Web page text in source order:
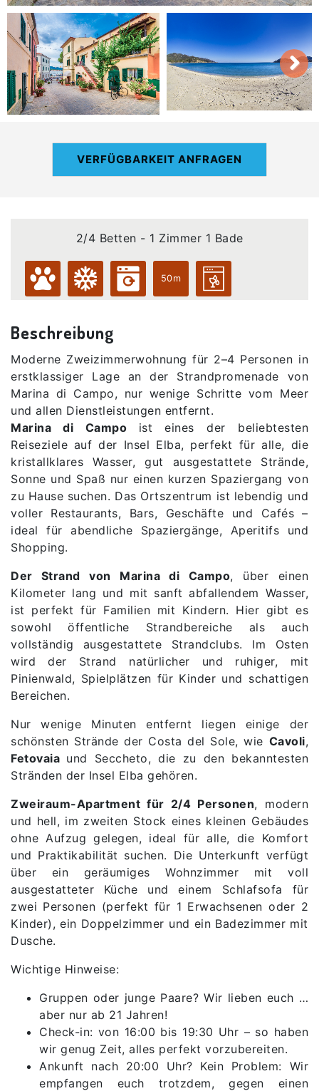
VERFÜGBARKEIT ANFRAGEN
2/4 Betten - 1 Zimmer 1 Bade
50m
Beschreibung
Moderne Zweizimmerwohnung für 2–4 Personen in
erstklassiger Lage an der Strandpromenade von
Marina di Campo, nur wenige Schritte vom Meer
und allen Dienstleistungen entfernt.
Marina di Campo ist eines der beliebtesten
Reiseziele auf der Insel Elba, perfekt für alle, die
kristallklares Wasser, gut ausgestattete Strände,
Sonne und Spaß nur einen kurzen Spaziergang von
zu Hause suchen. Das Ortszentrum ist lebendig und
voller Restaurants, Bars, Geschäfte und Cafés –
ideal für abendliche Spaziergänge, Aperitifs und
Shopping.
Der Strand von Marina di Campo, über einen
Kilometer lang und mit sanft abfallendem Wasser,
ist perfekt für Familien mit Kindern. Hier gibt es
sowohl öffentliche Strandbereiche als auch
vollständig ausgestattete Strandclubs. Im Osten
wird der Strand natürlicher und ruhiger, mit
Pinienwald, Spielplätzen für Kinder und schattigen
Bereichen.
Nur wenige Minuten entfernt liegen einige der
schönsten Strände der Costa del Sole, wie Cavoli,
Fetovaia und Seccheto, die zu den bekanntesten
Stränden der Insel Elba gehören.
Zweiraum-Apartment für 2/4 Personen, modern
und hell, im zweiten Stock eines kleinen Gebäudes
ohne Aufzug gelegen, ideal für alle, die Komfort
und Praktikabilität suchen. Die Unterkunft verfügt
über ein geräumiges Wohnzimmer mit voll
ausgestatteter Küche und einem Schlafsofa für
zwei Personen (perfekt für 1 Erwachsenen oder 2
Kinder), ein Doppelzimmer und ein Badezimmer mit
Dusche.
Wichtige Hinweise:
Gruppen oder junge Paare? Wir lieben euch …
aber nur ab 21 Jahren!
Check-in: von 16:00 bis 19:30 Uhr – so haben
wir genug Zeit, alles perfekt vorzubereiten.
Ankunft nach 20:00 Uhr? Kein Problem: Wir
empfangen euch trotzdem, gegen einen